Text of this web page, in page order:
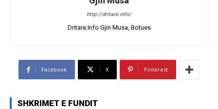
http://dritare.info/
Dritare.Info Gjin Musa, Botues
Facebook X Pinterest
SHKRIMET E FUNDIT